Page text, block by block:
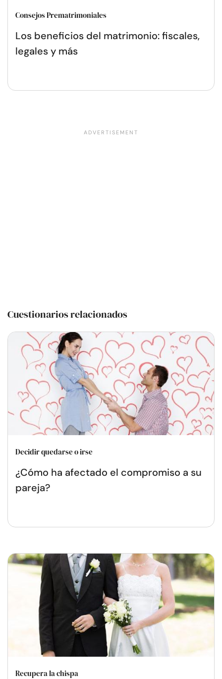
Consejos Prematrimoniales
Los beneficios del matrimonio: fiscales,
legales y más
Cuestionarios relacionados
Decidir quedarse o irse
¿Cómo ha afectado el compromiso a su
pareja?
Recupera la chispa